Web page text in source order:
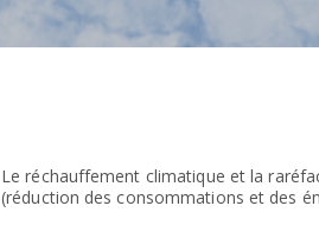
Le réchauffement climatique et la
(réduction des consommations et des